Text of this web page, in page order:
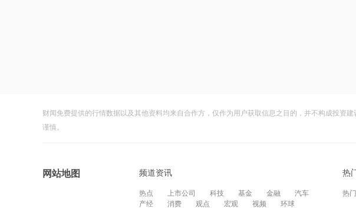
财闻免费提供的行情数据以及其他资料均来自合作方，仅作为用户获取信息之目的，并不构成投资
谨慎。
网站地图 频道资讯
热点 上市公司 科技 基金 金融
汽车
产经
消费 观点 宏观 视频 环球
热
热